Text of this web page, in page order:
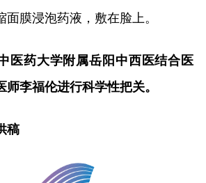
膜浸泡药液，敷在脸上。
医药大学附属岳阳中西医结合医
师李福伦进行科学性把关。
稿